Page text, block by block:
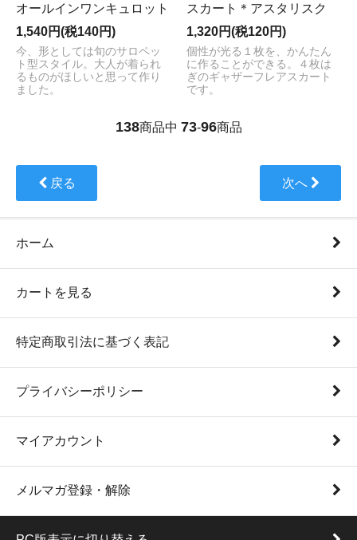
オールインワンキュロット
1,540円(税140円)
今、形としては旬のサロペッ
ト型スタイル。大人が着られ
るものがほしいと思って作り
ました。
スカート＊アスタリスク
1,320円(税120円)
個性が光る１枚を、かんたん
に作ることができる。４枚は
ぎのギャザーフレアスカート
です。
138商品中 73-96商品
戻る 次へ
ホーム
カートを見る
特定商取引法に基づく表記
プライバシーポリシー
マイアカウント
メルマガ登録・解除